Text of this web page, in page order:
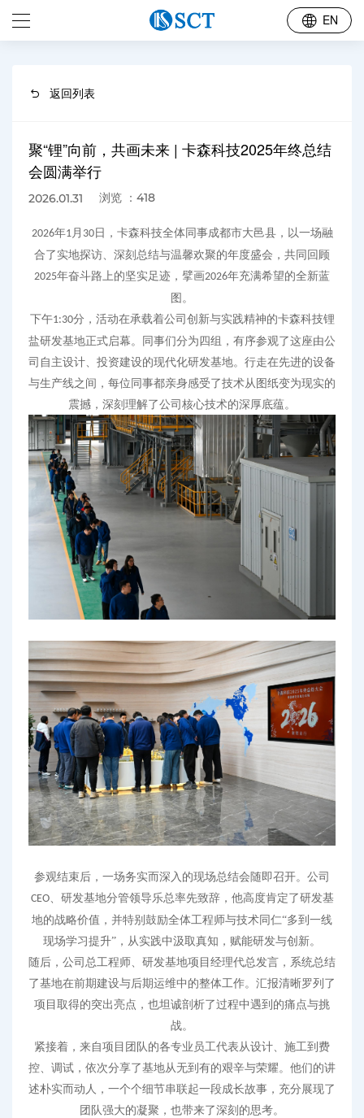
EN
返回列表
聚“锂”向前，共画未来 | 卡森科技2025年终总结
会圆满举行
2026.01.31 浏览 ：418
2026年1月 30日， 卡森科技全体同事成都市大邑县，以一场融
合了实地探访、深刻总结与温馨欢聚的年度盛会，共同回顾
2025年奋斗路上的坚实足迹，擘画2026年充满希望的全新蓝
图。
下午1:30分 ，活动在承载着公司创新与实践精神的卡森科技锂
盐研发基地正式启幕。同事们分为四组，有序参观了这座由公
司自主设计、投资建设的现代化研发基地。行走在先进的设备
与生产线之间，每位同事都亲身感受了技术从 图纸变为现实的
震撼，深刻理解了公司核心技术的深厚底蕴。
参观结束后，一场务实而深入的现场总结会随即召开。公司
CEO、 研发基地分管领导乐总率先致辞，他高度肯定了研发基
地的战略价值，并特别鼓励全体工程师与技术同仁“多到一线
现场学习提升”，从实践中汲取真知，赋能研发与创新。
随后，公司总工程师、 研发基地项目经理代总发言，系统总结
了基地在前期建设与后期运维中的整体工作。汇报清晰罗列了
项目取得的突出亮点，也坦诚剖析了过程中遇到的痛点与挑
战。
紧接着，来自项目团队的各专业 员工代表从设计、施工到费
控、调试 ， 依次分享了基地从无到有的艰辛与荣耀。他们的讲
述朴实而动人，一个个细节串联起一段成长故事 ，充分展现了
团队强大的凝聚 ， 也带来了深刻的思考。